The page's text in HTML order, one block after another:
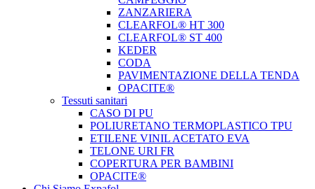
ZANZARIERA
CLEARFOL® HT 300
CLEARFOL® ST 400
KEDER
CODA
PAVIMENTAZIONE DELLA TENDA
OPACITE®
Tessuti sanitari
CASO DI PU
POLIURETANO TERMOPLASTICO TPU
ETILENE VINIL ACETATO EVA
TELONE URI FR
COPERTURA PER BAMBINI
OPACITE®